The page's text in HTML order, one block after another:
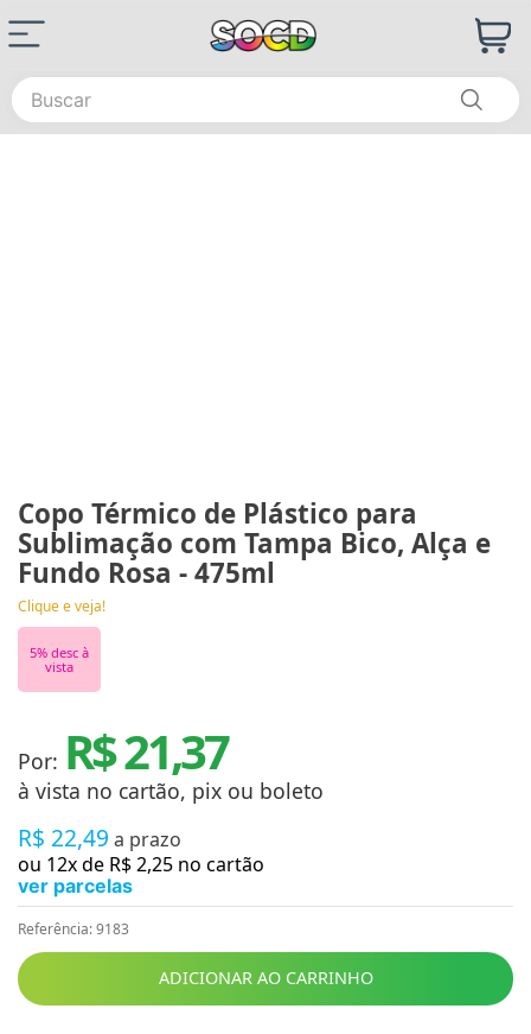
Buscar
Copo Térmico de Plástico para
Sublimação com Tampa Bico, Alça e
Fundo Rosa - 475ml
Clique e veja!
5% desc à
vista
Por: R$ 21,37
à vista no cartão, pix ou boleto
R$ 22,49 a prazo
ou 12x de R$2,25 no cartão
ver parcelas
Referência:9183
ADICIONAR AO CARRINHO